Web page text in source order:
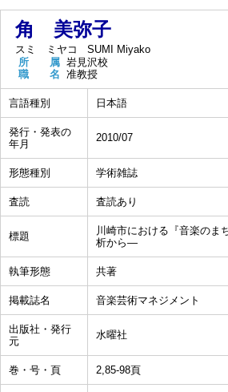
角 美弥子
スミ ミヤコ
SUMI Miyako
所 属 岩見沢校
職 名 准教授
言語種別 日本語
発行・発表の
年月
2010/07
形態種別 学術雑誌
査読 査読あり
標題
川崎市における『音楽の
析から―
執筆形態 共著
掲載誌名 音楽芸術マネジメント
出版社・発行
元
水曜社
巻・号・頁 2,85-98頁